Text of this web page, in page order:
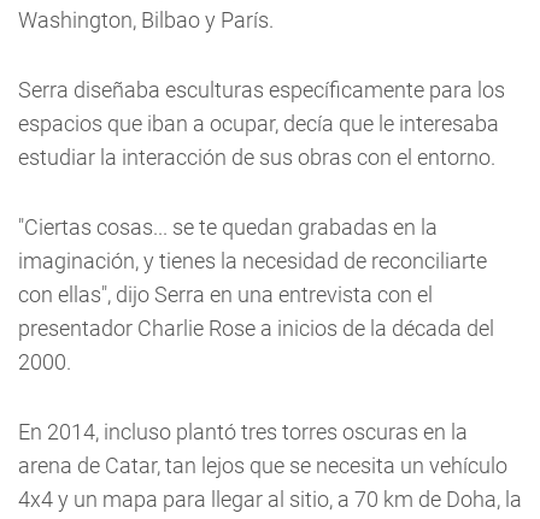
Washington, Bilbao y París.
Serra diseñaba esculturas específicamente para los
espacios que iban a ocupar, decía que le interesaba
estudiar la interacción de sus obras con el entorno.
"Ciertas cosas... se te quedan grabadas en la
imaginación, y tienes la necesidad de reconciliarte
con ellas", dijo Serra en una entrevista con el
presentador Charlie Rose a inicios de la década del
2000.
En 2014, incluso plantó tres torres oscuras en la
arena de Catar, tan lejos que se necesita un vehículo
4x4 y un mapa para llegar al sitio, a 70 km de Doha, la